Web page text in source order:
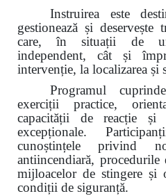
Instruirea este
gestionează și
care, în situații de
independent, cât și
intervenție, la localizarea și
Programul
exerciții practice,
capacității de reacție și
excepționale.
cunoștințele privind
antiincendiară,
mijloacelor de stingere și
condiții de siguranță.